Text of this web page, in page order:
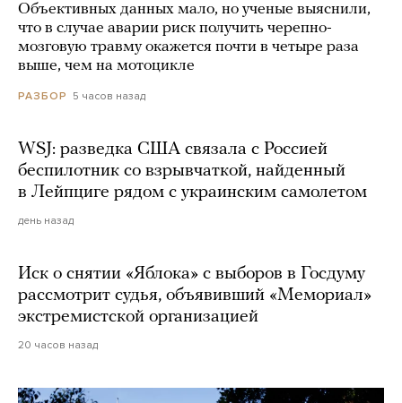
Объективных данных мало, но ученые выяснили,
что в случае аварии риск получить черепно-
мозговую травму окажется почти в четыре раза
выше, чем на мотоцикле
РАЗБОР 5 часов назад
WSJ: разведка США связала с Россией
беспилотник со взрывчаткой, найденный
в Лейпциге рядом с украинским самолетом
день назад
Иск о снятии «Яблока» с выборов в Госдуму
рассмотрит судья, объявивший «Мемориал»
экстремистской организацией
20 часов назад